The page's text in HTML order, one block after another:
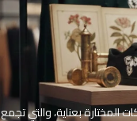
بعناية، والتي تجمع